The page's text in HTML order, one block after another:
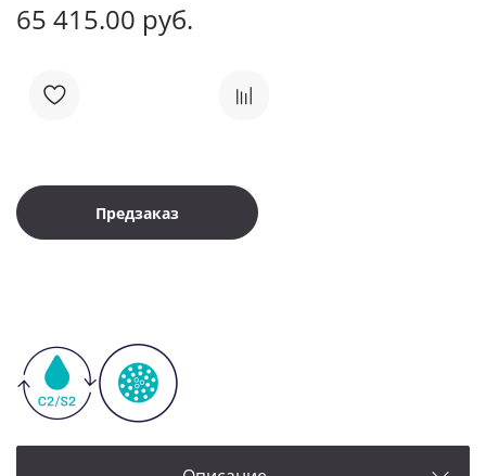
65 415.00 руб.
Предзаказ